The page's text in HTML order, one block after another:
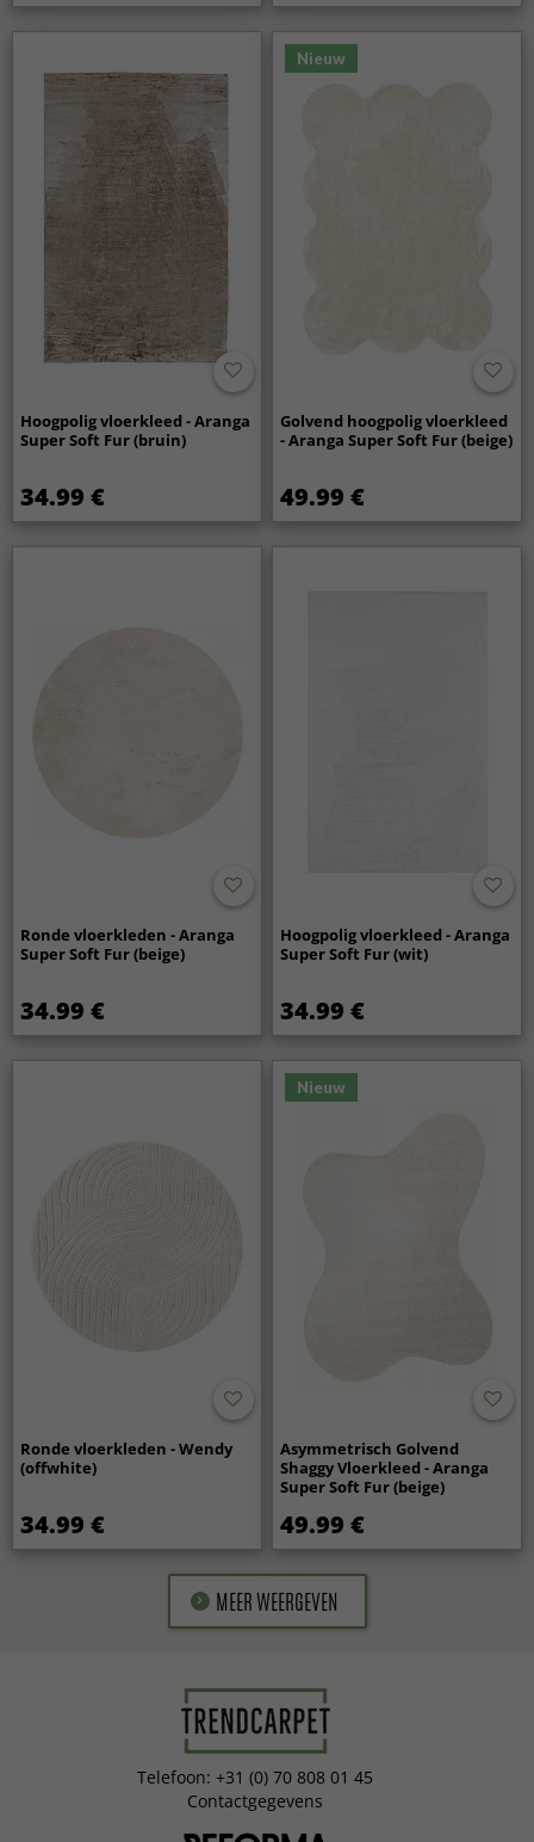
Hoogpolig vloerkleed - Aranga
Super Soft Fur (bruin)
34.99 €
Nieuw
Golvend hoogpolig vloerkleed
- Aranga Super Soft Fur (beige)
49.99 €
Ronde vloerkleden - Aranga
Super Soft Fur (beige)
34.99 €
Hoogpolig vloerkleed - Aranga
Super Soft Fur (wit)
34.99 €
Ronde vloerkleden - Wendy
(offwhite)
34.99 €
Nieuw
Asymmetrisch Golvend
Shaggy Vloerkleed - Aranga
Super Soft Fur (beige)
49.99 €
MEER WEERGEVEN
Telefoon: +31 (0) 70 808 01 45
Contactgegevens